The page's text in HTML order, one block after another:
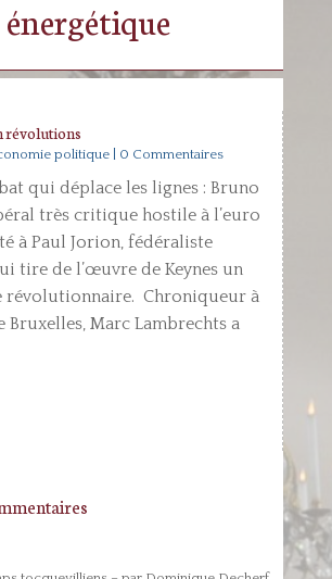
énergétique
révolutions
politique| 0 Commentaires
qui déplace les lignes : Bruno
très critique hostile à l’euro
à Paul Jorion, fédéraliste
tire de l’œuvre de Keynes un
révolutionnaire. Chroniqueur à
Bruxelles, Marc Lambrechts a